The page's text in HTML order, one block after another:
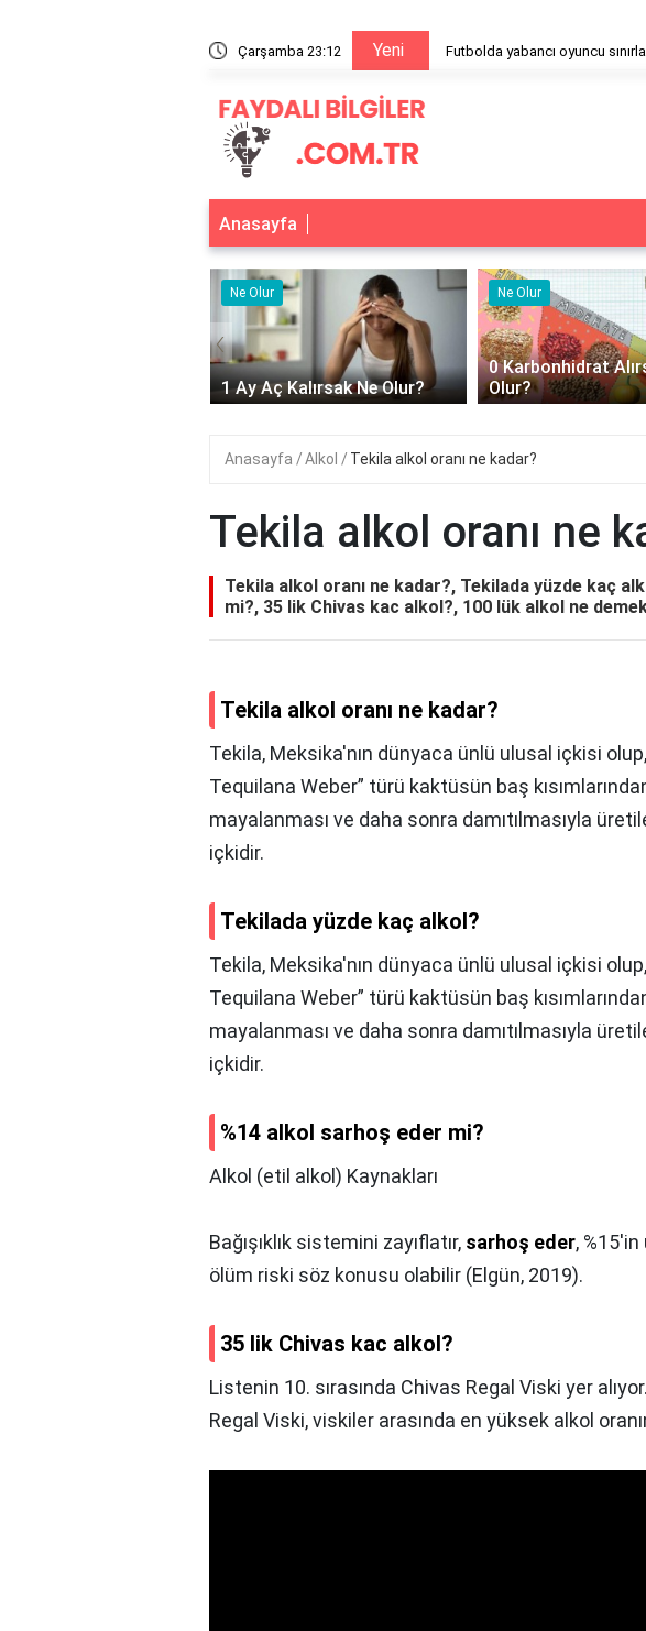
Çarşamba 23:12 Yeni
yabancı oyuncu sınırlandırılması olmalı mı? Futbolda yabancı
Anasayfa
Ne Olur
1 Ay Aç Kalırsak Ne Olur?
Ne Olur
0 Karbonhidrat
Olur?
‹
Anasayfa Alkol Tekila alkol oranı ne kadar?
Tekila alkol oranı ne
Tekila alkol oranı ne kadar?, Tekilada yüzde kaç
mi?, 35 lik Chivas kac alkol?, 100 lük alkol ne
Tekila alkol oranı ne kadar?
Tekila, Meksika'nın dünyaca ünlü ulusal içkisi
Tequilana Weber” türü kaktüsün baş
mayalanması ve daha sonra damıtılmasıyla
içkidir.
Tekilada yüzde kaç alkol?
Tekila, Meksika'nın dünyaca ünlü ulusal içkisi
Tequilana Weber” türü kaktüsün baş
mayalanması ve daha sonra damıtılmasıyla
içkidir.
%14 alkol sarhoş eder mi?
Alkol (etil alkol) Kaynakları
Bağışıklık sistemini zayıflatır, sarhoş eder,
ölüm riski söz konusu olabilir (Elgün, 2019).
35 lik Chivas kac alkol?
Listenin 10. sırasında Chivas Regal Viski yer alıyor.
Regal Viski, viskiler arasında en yüksek alkol